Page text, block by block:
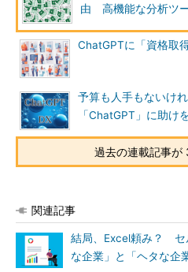
由 高機能な分析ツ
ChatGPTに「資格取
予算も人手もないけ
「ChatGPT」に助け
過去の連載記事が
関連記事
結局、Excel頼み？ セ
な企業」と「ヘタな企